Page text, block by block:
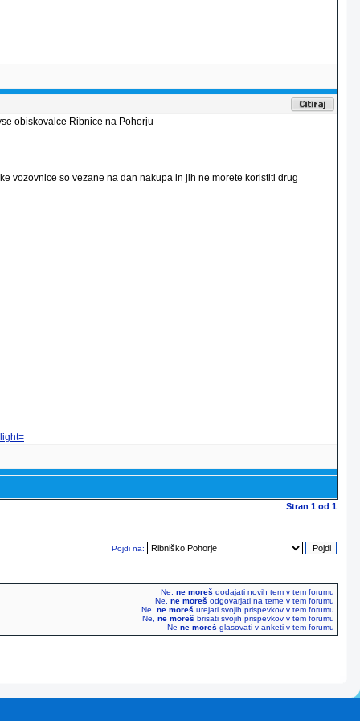
obiskovalce Ribnice na Pohorju
vozovnice so vezane na dan nakupa in jih ne morete koristiti drug
Stran 1 od 1
Pojdi na:
Ne, ne moreš dodajati novih tem v tem forumu
Ne, ne moreš odgovarjati na teme v tem forumu
Ne, ne moreš urejati svojih prispevkov v tem forumu
Ne, ne moreš brisati svojih prispevkov v tem forumu
Ne ne moreš glasovati v anketi v tem forumu